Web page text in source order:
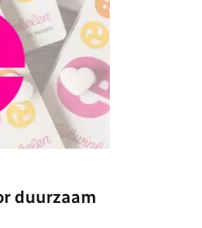
duurzaam